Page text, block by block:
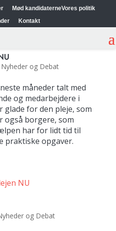
Mød kandidaterneVores politik
Kontakt
Nyheder og Debat
måneder talt med
og medarbejdere i
for den pleje, som
også borgere, som
har for lidt tid til
praktiske opgaver.
og Debat